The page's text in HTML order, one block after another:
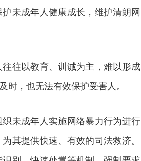
未成年人健康成长，维护清朗网
往以教育、训诫为主，难以形成
，也无法有效保护受害人。
未成年人实施网络暴力行为进行
其提供快速、有效的司法救济。